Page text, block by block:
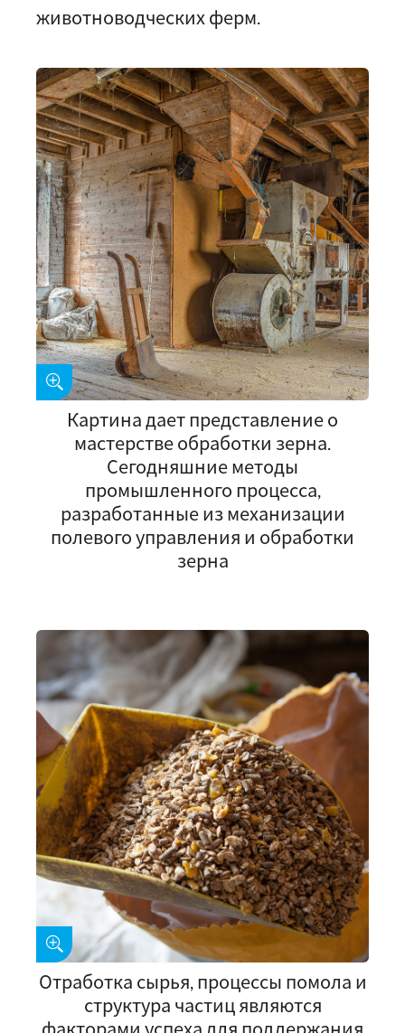
животноводческих ферм.
Картина дает представление о
мастерстве обработки зерна.
Сегодняшние методы
промышленного процесса,
разработанные из механизации
полевого управления и обработки
зерна
Отработка сырья, процессы помола и
структура частиц являются
факторами успеха для поддержания